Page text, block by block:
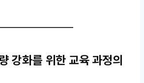
강화를 위한 교육 과정의